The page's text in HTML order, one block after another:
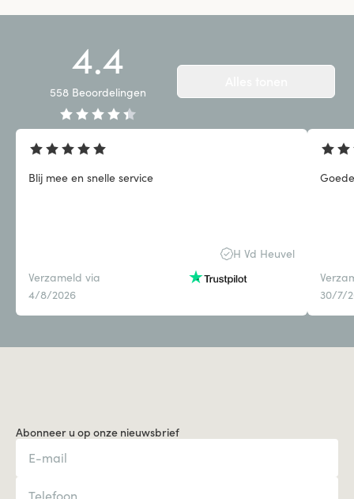
4.4
558 Beoordelingen
Blij mee en snelle service
H Vd Heuvel
Verzameld via
4/8/2026
30/7/
Abonneer u op onze nieuwsbrief